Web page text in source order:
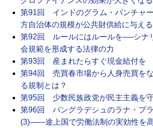
第91回 インドのグラム・パンチャ
方自治体の規模が公共財供給に与え
第92回 ルールにはルールを──シナ
会規範を形成する法律の力
第93回 産まれたらすぐ現金給付を
第94回 売買春市場から人身売買を
る規制とは？
第95回 少数民族政党が民主主義を
第96回 バングラデシュのラナ・プ
(3)――途上国で労働法制の実効性を